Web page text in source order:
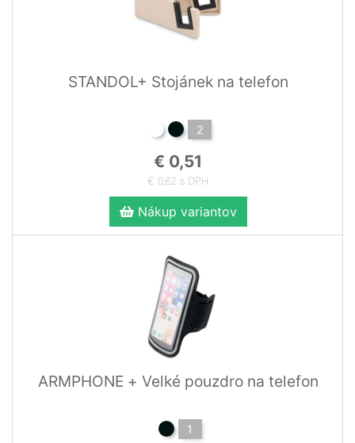
STANDOL+ Stojánek na telefon
2
€ 0,51
€ 0,62 s DPH
Nákup variantov
ARMPHONE + Velké pouzdro na telefon
1